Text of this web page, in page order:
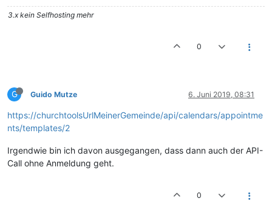
3.x kein Selfhosting mehr
0
G Guido Mutze 6. Juni 2019, 08:31
https://churchtoolsUrlMeinerGemeinde/api/calendars/appointme
nts/templates/2
Irgendwie bin ich davon ausgegangen, dass dann auch der API-
Call ohne Anmeldung geht.
0